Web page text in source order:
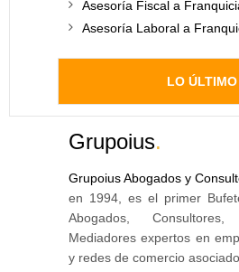
Asesoría Fiscal a
Asesoría Laboral a
LO ÚLTIMO
Grupoius.
Grupoius Abogados y
en 1994, es el primer
Abogados,
Mediadores expertos en
y redes de comercio asociado.